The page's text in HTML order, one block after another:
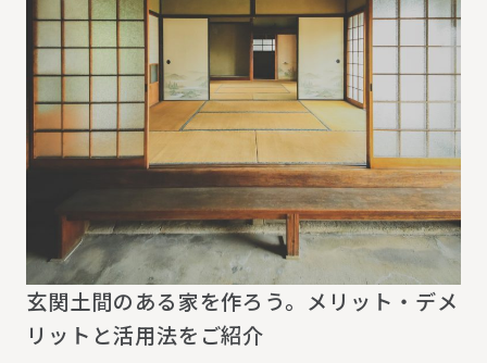
玄関土間のある家を作ろう。メリット・デメ
リットと活用法をご紹介